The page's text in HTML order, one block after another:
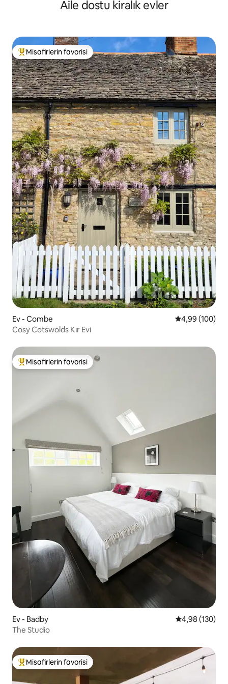
Aile dostu kiralık evler
Misafirlerin favorilerinden en beğenilenler arasında
Misafirlerin favorisi
Ev - Combe 5 üzerinden
4,99 (100)
Cosy Cotswolds Kır Evi
Misafirlerin favorilerinden en beğenilenler arasında
Misafirlerin favorisi
Ev - Badby 5 üzerinden
4,98 (130)
The Studio
Misafirlerin favorilerinden en beğenilenler arasında
Misafirlerin favorisi